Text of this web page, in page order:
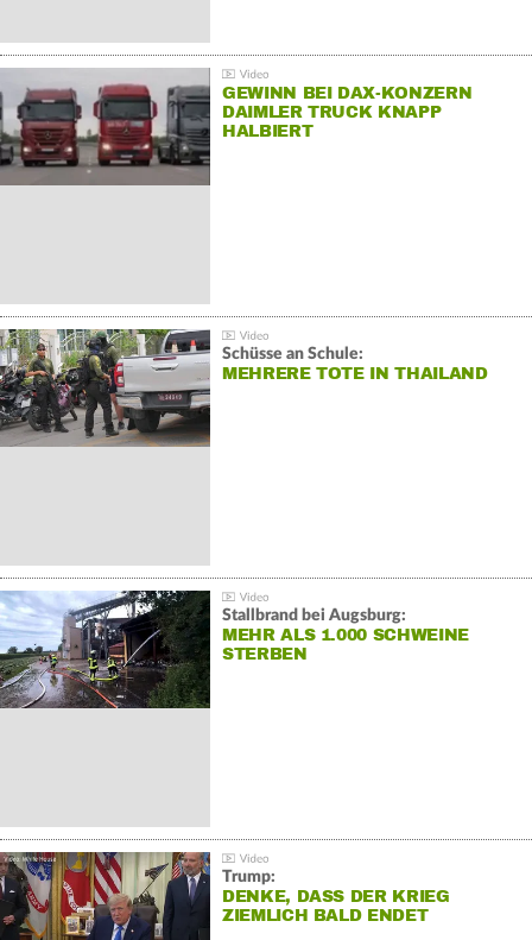
GEWINN BEI DAX-KONZERN
DAIMLER TRUCK KNAPP
HALBIERT
Schüsse an Schule:
MEHRERE TOTE IN THAILAND
Stallbrand bei Augsburg:
MEHR ALS 1.000 SCHWEINE
STERBEN
Trump:
DENKE, DASS DER KRIEG
ZIEMLICH BALD ENDET